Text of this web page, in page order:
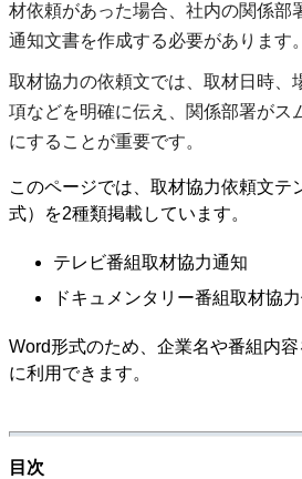
材依頼があった場合、社内の関係部
通知文書を作成する必要があります。
取材協力の依頼文では、取材日時、
項などを明確に伝え、関係部署がス
にすることが重要です。
このページでは、取材協力依頼文テ
式）を2種類掲載しています。
テレビ番組取材協力通知
ドキュメンタリー番組取材協
Word形式のため、企業名や番組内
に利用できます。
目次